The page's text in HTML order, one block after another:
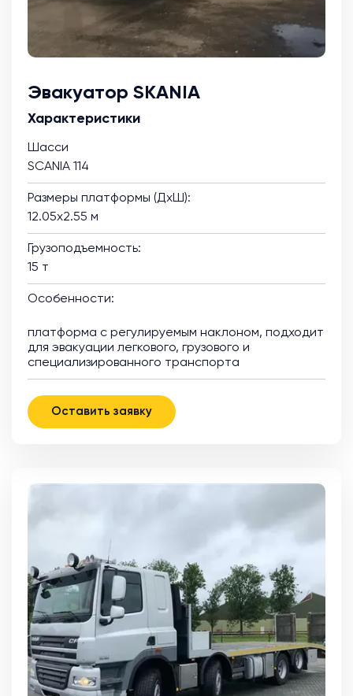
Эвакуатор SKANIA
Характеристики
Шасси
SCANIA 114
Размеры платформы (ДхШ):
12.05х2.55 м
Грузоподъемность:
15 т
Особенности:
платформа с регулируемым наклоном, подходит
для эвакуации легкового, грузового и
специализированного транспорта
Оставить заявку